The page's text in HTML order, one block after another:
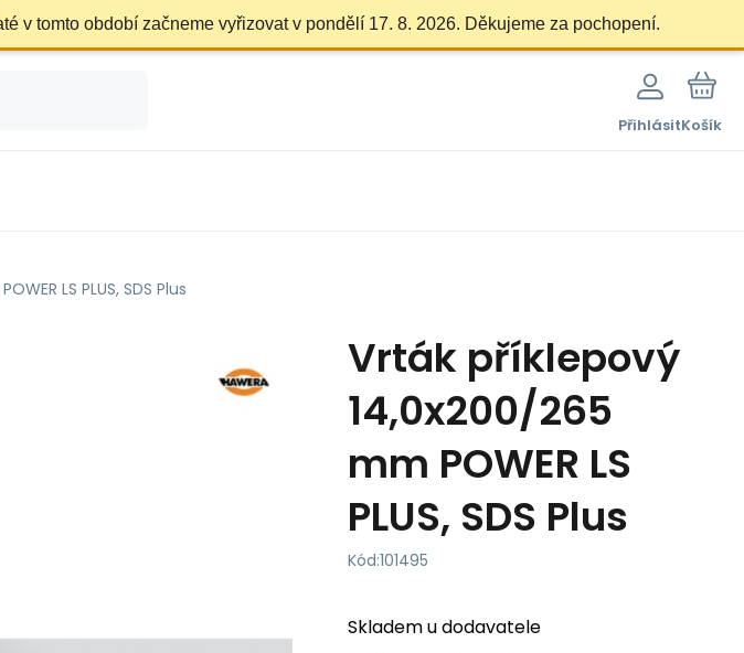
v tomto období začneme vyřizovat v pondělí 17. 8. 2026. Děkujeme za pochopení.
PřihlásitKošík
LS PLUS, SDS Plus
Vrták příklepový
14,0x200/265
mm POWER LS
PLUS, SDS Plus
Kód:101495
Skladem u dodavatele